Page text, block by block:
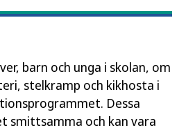
barn och unga i skolan, om
stelkramp och kikhosta i
Dessa
smittsamma och kan vara